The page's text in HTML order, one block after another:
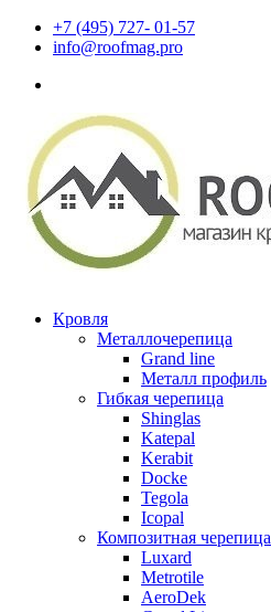
+7 (495) 727- 01-57
info@roofmag.pro
Кровля
Металлочерепица
Grand line
Металл профиль
Гибкая черепица
Shinglas
Katepal
Kerabit
Docke
Tegola
Icopal
Композитная черепица
Luxard
Metrotile
AeroDek